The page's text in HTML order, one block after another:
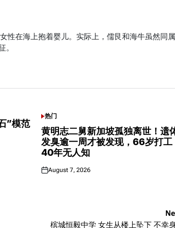
性在海上抱着婴儿。实际上，儒艮和海牛虽然同
。
”模范
POSTED
IN
热门
黄明志二舅新加坡孤独离世！遗
发臭逾一周才被发现，66岁打工
40年无人知
Posted
August 7, 2026
槟城恒毅中学 女生从楼上坠下 不幸